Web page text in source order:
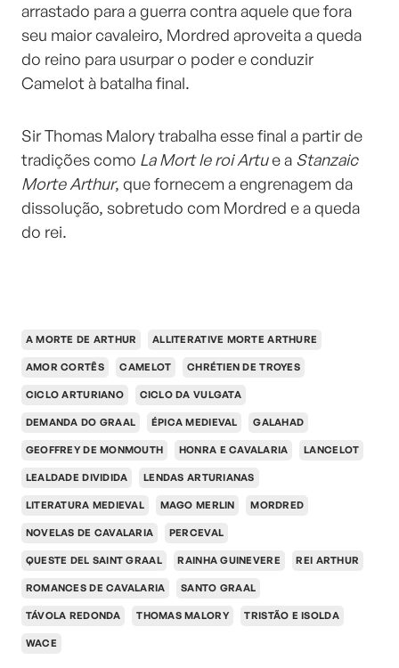
arrastado para a guerra contra aquele que fora
seu maior cavaleiro, Mordred aproveita a queda
do reino para usurpar o poder e conduzir
Camelot à batalha final.
Sir Thomas Malory trabalha esse final a partir de
tradições como La Mort le roi Artue a Stanzaic
Morte Arthur, que fornecem a engrenagem da
dissolução, sobretudo com Mordred e a queda
do rei.
A MORTE DE ARTHUR ALLITERATIVE MORTE ARTHURE
AMOR CORTÊS CAMELOT CHRÉTIEN DE TROYES
CICLO ARTURIANO CICLO DA VULGATA
DEMANDA DO GRAAL ÉPICA MEDIEVAL GALAHAD
GEOFFREY DE MONMOUTH HONRA E CAVALARIA LANCELOT
LEALDADE DIVIDIDA LENDAS ARTURIANAS
LITERATURA MEDIEVAL MAGO MERLIN MORDRED
NOVELAS DE CAVALARIA PERCEVAL
QUESTE DEL SAINT GRAAL RAINHA GUINEVERE REI ARTHUR
ROMANCES DE CAVALARIA SANTO GRAAL
TÁVOLA REDONDA THOMAS MALORY TRISTÃO E ISOLDA
WACE